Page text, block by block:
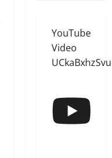
YouTube
Video